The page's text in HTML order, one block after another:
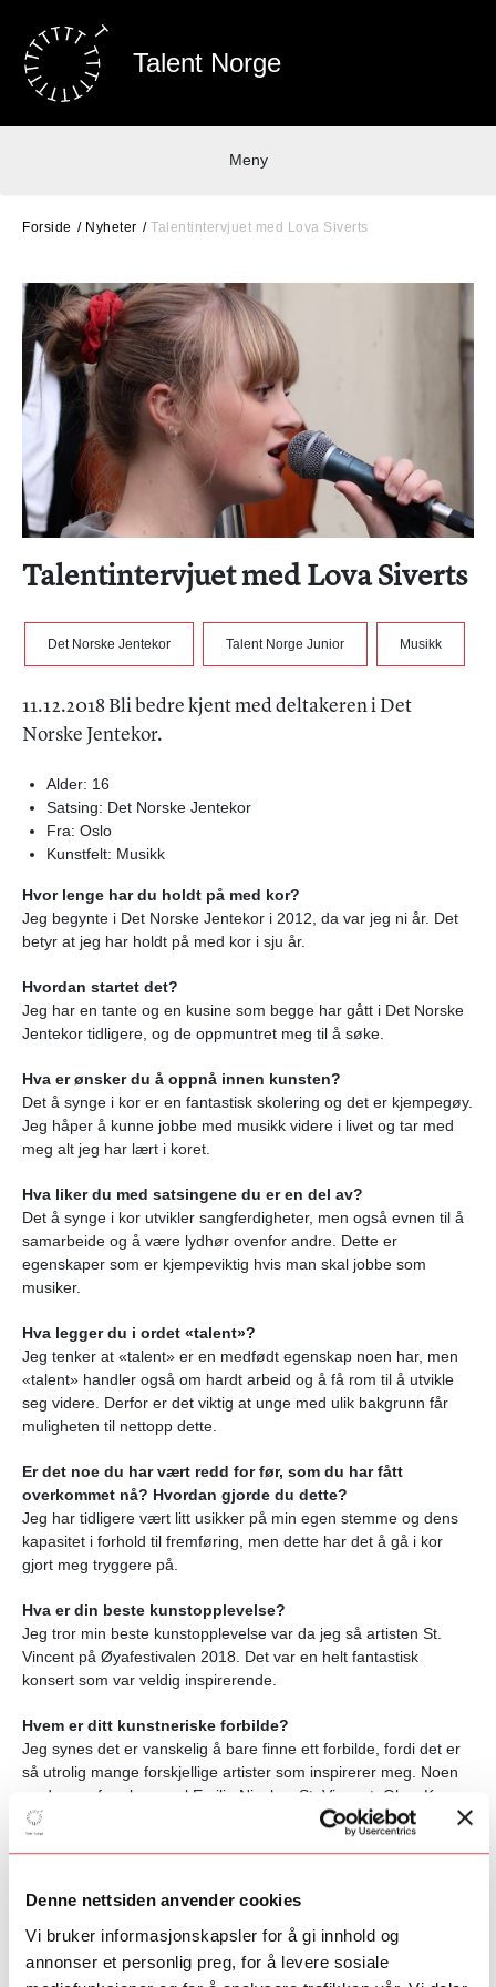
Denne nettsiden anvender cookies
Vi bruker informasjonskapsler for å gi innhold og
annonser et personlig preg, for å levere sosiale
Talent Norge
Meny
Forside Nyheter Talentintervjuet med Lova Siverts
Talentintervjuet med Lova Siverts
Det Norske Jentekor Talent Norge Junior Musikk
11.12.2018 Bli bedre kjent med deltakeren i Det
Norske Jentekor.
Alder: 16
Satsing: Det Norske Jentekor
Fra: Oslo
Kunstfelt: Musikk
Hvor lenge har du holdt på med kor?
Jeg begynte i Det Norske Jentekor i 2012, da var jeg ni år. Det
betyr at jeg har holdt på med kor i sju år.
Hvordan startet det?
Jeg har en tante og en kusine som begge har gått i Det Norske
Jentekor tidligere, og de oppmuntret meg til å søke.
Hva er ønsker du å oppnå innen kunsten?
Det å synge i kor er en fantastisk skolering og det er kjempegøy.
Jeg håper å kunne jobbe med musikk videre i livet og tar med
meg alt jeg har lært i koret.
Hva liker du med satsingene du er en del av?
Det å synge i kor utvikler sangferdigheter, men også evnen til å
samarbeide og å være lydhør ovenfor andre. Dette er
egenskaper som er kjempeviktig hvis man skal jobbe som
musiker.
Hva legger du i ordet «talent»?
Jeg tenker at «talent» er en medfødt egenskap noen har, men
«talent» handler også om hardt arbeid og å få rom til å utvikle
seg videre. Derfor er det viktig at unge med ulik bakgrunn får
muligheten til nettopp dette.
Er det noe du har vært redd for før, som du har fått
overkommet nå? Hvordan gjorde du dette?
Jeg har tidligere vært litt usikker på min egen stemme og dens
kapasitet i forhold til fremføring, men dette har det å gå i kor
gjort meg tryggere på.
Hva er din beste kunstopplevelse?
Jeg tror min beste kunstopplevelse var da jeg så artisten St.
Vincent på Øyafestivalen 2018. Det var en helt fantastisk
konsert som var veldig inspirerende.
Hvem er ditt kunstneriske forbilde?
Jeg synes det er vanskelig å bare finne ett forbilde, fordi det er
så utrolig mange forskjellige artister som inspirerer meg. Noen
av dem er for eksempel Emilie Nicolas, St. Vincent, Okay Kaya
og The Shins.
ganske opptatt med musikkfagene der. Jeg er også med i
talentutviklingsprogrammet til Norges musikkhøgskole på
jazzsang. Her får jeg virkelig muligheten til å jobbe med andre
sjangere og i et annet format enn kor-settingen. Det er veldig